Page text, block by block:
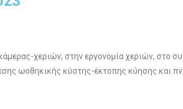
χεριών, στην εργονομία χεριών, στο
ωοθηκικής κύστης-έκτοπης κύησης και